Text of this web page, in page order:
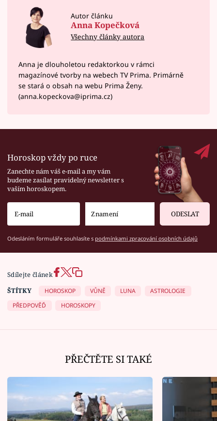
Autor článku
Anna Kopečková
Všechny články autora
Anna je dlouholetou redaktorkou v rámci
magazínové tvorby na webech TV Prima. Primárně
se stará o obsah na webu Prima Ženy.
(anna.kopeckova@iprima.cz)
Horoskop vždy po ruce
Zanechte nám váš e-mail a my vám
budeme zasílat pravidelný newsletter s
vaším horoskopem.
ODESLAT
Odesláním formuláře souhlasíte s podmínkami zpracování osobních údajů
Sdílejte článek
ŠTÍTKY
HOROSKOP VŮNĚ LUNA
ASTROLOGIE
PŘEDPOVĚĎ
HOROSKOPY
PŘEČTĚTE SI TAKÉ